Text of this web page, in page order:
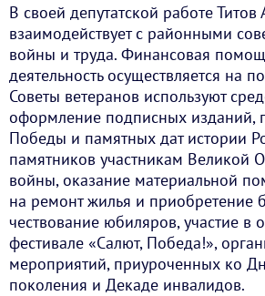
В своей депутатской работе Титов
взаимодействует с районными
войны и труда. Финансовая
деятельность осуществляется на
Советы ветеранов используют
оформление подписных изданий,
Победы и памятных дат истории
памятников участникам Великой
войны, оказание материальной
на ремонт жилья и приобретение
чествование юбиляров, участие в
фестивале «Салют, Победа!»,
мероприятий, приуроченных ко
поколения и Декаде инвалидов.